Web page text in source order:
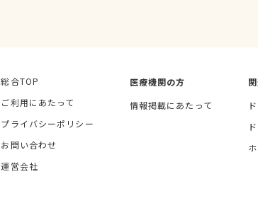
総合TOP
ご利用にあたって
プライバシーポリシー
お問い合わせ
運営会社
医療機関の方
情報掲載にあたって